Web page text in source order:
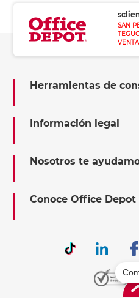
SAN
Herramientas de
Información legal
Nosotros te
Conoce Office Depot